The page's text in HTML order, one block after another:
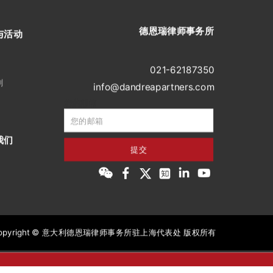
活动
们
021-62187350
info@dandreapartners.com
提交
德恩瑞律师事务所
© 意大利德恩瑞律师事务所驻上海代表处 版权所有